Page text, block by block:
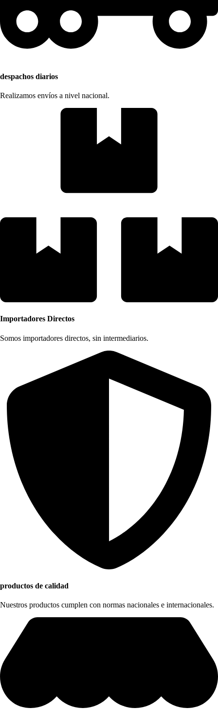
despachos diarios
Realizamos envíos a nivel nacional.
Importadores Directos
Somos importadores directos, sin intermediarios.
productos de calidad
Nuestros productos cumplen con normas nacionales e internacionales.